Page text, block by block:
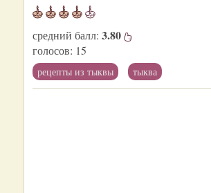
средний балл: 3.80
голосов: 15
рецепты из тыквы тыква